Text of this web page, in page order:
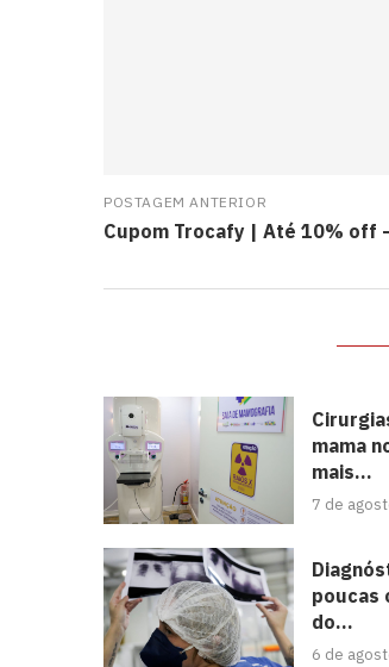
POSTAGEM ANTERIOR
Cupom Trocafy | Até 10% off
mama
mais...
7 de
poucas
do...
6 de